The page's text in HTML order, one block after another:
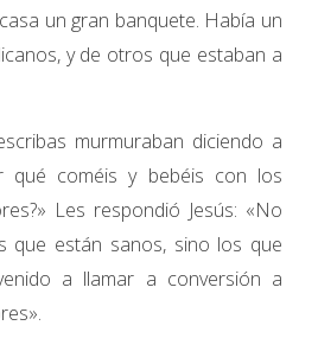
un gran banquete. Había un
y de otros que estaban a
murmuraban diciendo a
qué coméis y bebéis con los
Les respondió Jesús: «No
que están sanos, sino los que
a llamar a conversión a